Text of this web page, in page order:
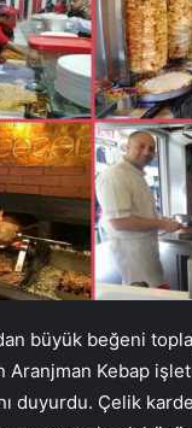
büyük beğeni
Aranjman Kebap
duyurdu. Çelik